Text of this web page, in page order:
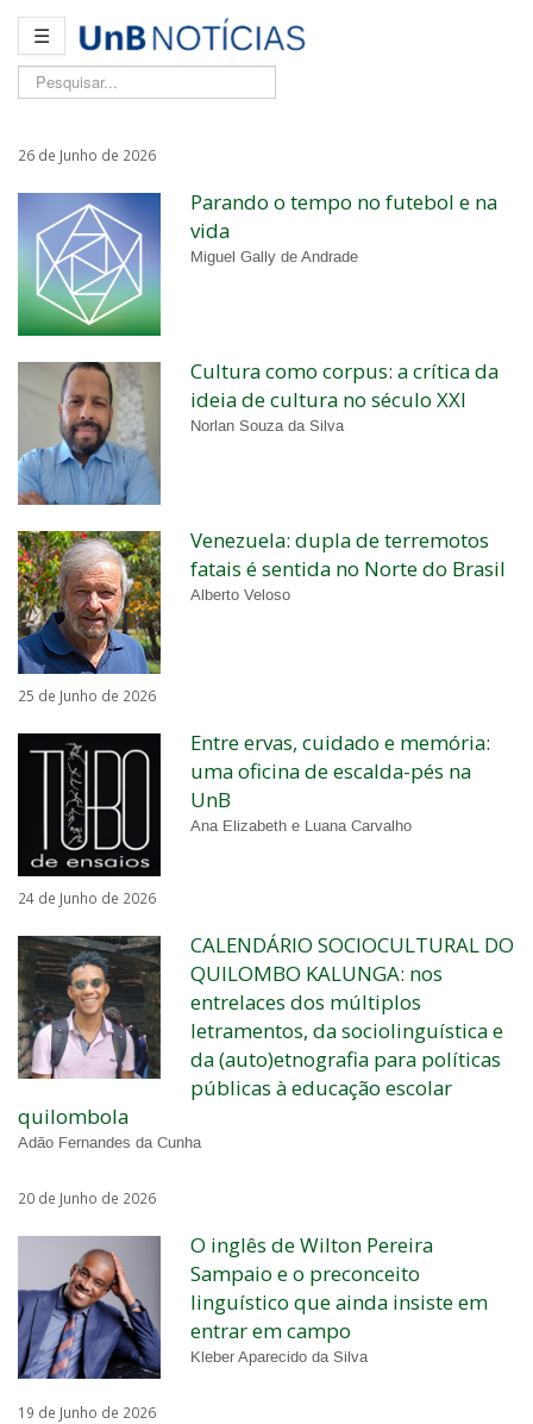
☰
Pesquisar...
26 de Junho de 2026
Parando o tempo no futebol e na
vida
Miguel Gally de Andrade
Cultura como corpus: a crítica da
ideia de cultura no século XXI
Norlan Souza da Silva
Venezuela: dupla de terremotos
fatais é sentida no Norte do Brasil
Alberto Veloso
25 de Junho de 2026
Entre ervas, cuidado e memória:
uma oficina de escalda-pés na
UnB
Ana Elizabeth e Luana Carvalho
24 de Junho de 2026
CALENDÁRIO SOCIOCULTURAL DO
QUILOMBO KALUNGA: nos
entrelaces dos múltiplos
letramentos, da sociolinguística e
da (auto)etnografia para políticas
públicas à educação escolar
quilombola
Adão Fernandes da Cunha
20 de Junho de 2026
O inglês de Wilton Pereira
Sampaio e o preconceito
linguístico que ainda insiste em
entrar em campo
Kleber Aparecido da Silva
19 de Junho de 2026